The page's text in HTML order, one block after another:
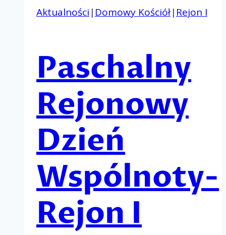
Aktualności | Domowy Kościół| Rejon I
Paschalny
Rejonowy
Dzień
Wspólnoty-
Rejon I